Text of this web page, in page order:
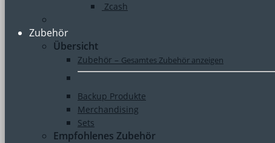
Zcash
Zubehör
Übersicht
Zubehör – Gesamtes Zubehör anzeigen
Backup Produkte
Merchandising
Sets
Empfohlenes Zubehör